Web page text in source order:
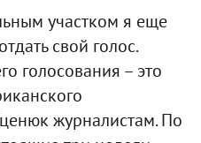
участком я еще
свой голос.
голосования – это
журналистам. По